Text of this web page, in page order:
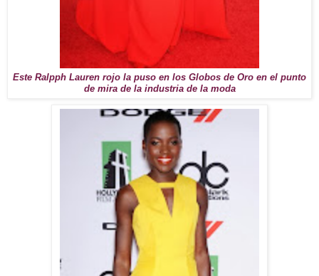
Este Ralpph Lauren rojo la puso en los Globos de Oro en el punto
de mira de la industria de la moda